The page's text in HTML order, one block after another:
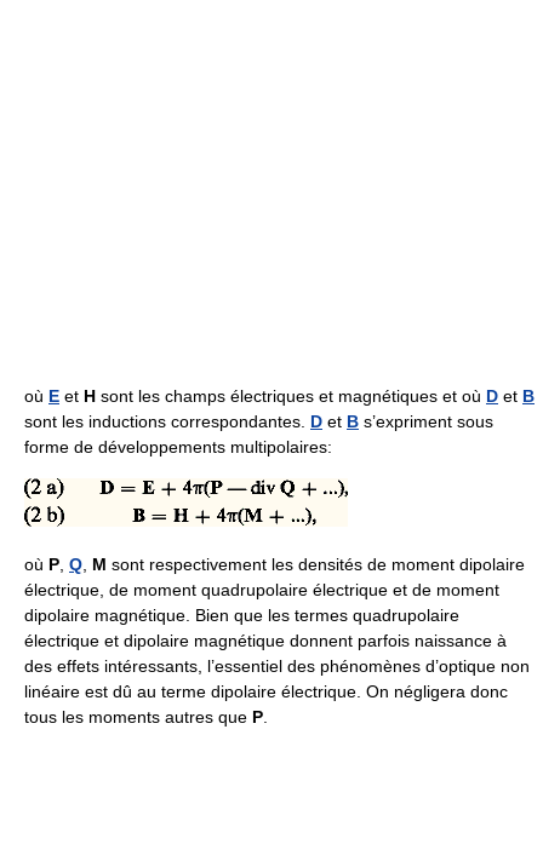
où E et H sont les champs électriques et magnétiques et où D et B
sont les inductions correspondantes. D et B s’expriment sous
forme de développements multipolaires:
où P Q M sont respectivement les densités de moment dipolaire
électrique, de moment quadrupolaire électrique et de moment
dipolaire magnétique. Bien que les termes quadrupolaire
électrique et dipolaire magnétique donnent parfois naissance à
des effets intéressants, l’essentiel des phénomènes d’optique non
linéaire est dû au terme dipolaire électrique. On négligera donc
tous les moments autres que P